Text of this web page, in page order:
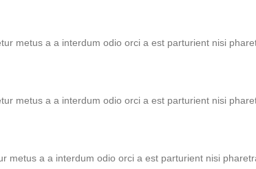
metus a a interdum odio orci a est parturient nisi
metus a a interdum odio orci a est parturient nisi
a a interdum odio orci a est parturient nisi